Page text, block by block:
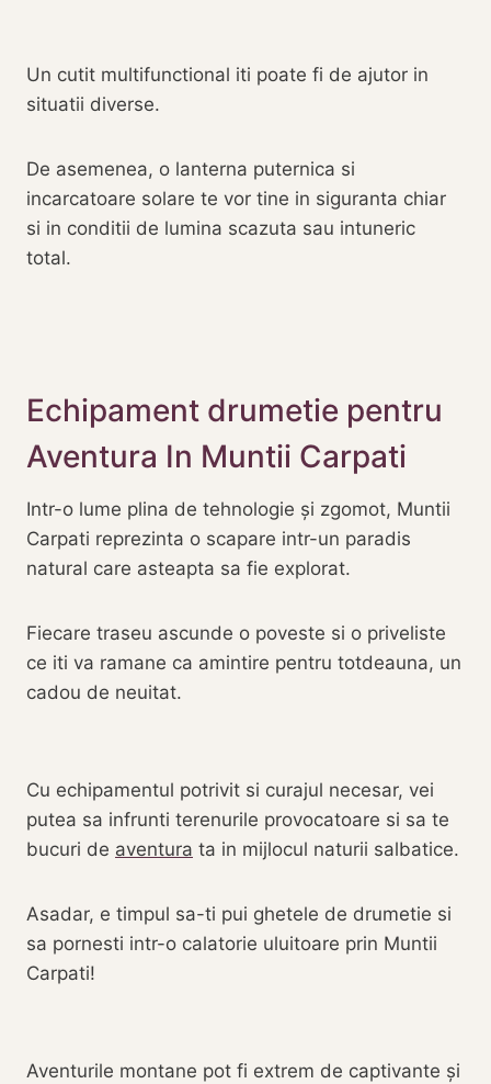
Un cutit multifunctional iti poate fi de ajutor in
situatii diverse.
De asemenea, o lanterna puternica si
incarcatoare solare te vor tine in siguranta chiar
si in conditii de lumina scazuta sau intuneric
total.
Echipament drumetie pentru
Aventura In Muntii Carpati
Intr-o lume plina de tehnologie și zgomot, Muntii
Carpati reprezinta o scapare intr-un paradis
natural care asteapta sa fie explorat.
Fiecare traseu ascunde o poveste si o priveliste
ce iti va ramane ca amintire pentru totdeauna, un
cadou de neuitat.
Cu echipamentul potrivit si curajul necesar, vei
putea sa infrunti terenurile provocatoare si sa te
bucuri de aventura ta in mijlocul naturii salbatice.
Asadar, e timpul sa-ti pui ghetele de drumetie si
sa pornesti intr-o calatorie uluitoare prin Muntii
Carpati!
Aventurile montane pot fi extrem de captivante și